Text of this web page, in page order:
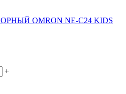
OMRON NE-C24 KIDS
+